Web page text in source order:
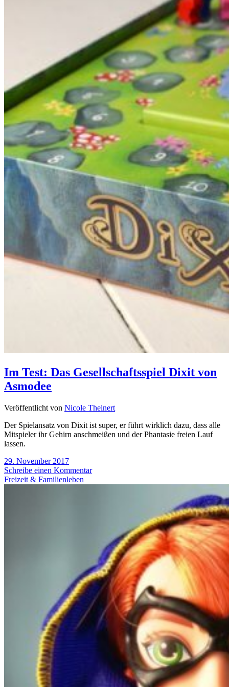
Im Test: Das Gesellschaftsspiel Dixit von
Asmodee
Veröffentlicht von Nicole Theinert
Der Spielansatz von Dixit ist super, er führt wirklich dazu, dass alle
Mitspieler ihr Gehirn anschmeißen und der Phantasie freien Lauf
lassen.
29. November 2017
Schreibe einen Kommentar
Freizeit & Familienleben